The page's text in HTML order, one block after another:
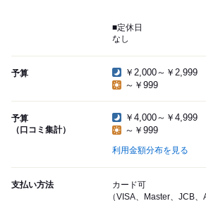
■定休日
なし
予算
￥2,000～￥2,999
～￥999
予算
（口コミ集計）
￥4,000～￥4,999
～￥999
利用金額分布を見る
支払い方法
カード可
（VISA、Master、JCB、